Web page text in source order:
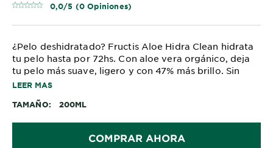
0,0/5 (0 Opiniones)
¿Pelo deshidratado? Fructis Aloe Hidra Clean hidrata
tu pelo hasta por 72hs. Con aloe vera orgánico, deja
tu pelo más suave, ligero y con 47% más brillo. Sin
parabenos. Sin siliconas.
shampoo de Aloe Hidra Bomb tiene fórmula vegana,
Probá la rutina completa de shampoo,
LEER MAS
TAMAÑO 200ML
COMPRAR AHORA